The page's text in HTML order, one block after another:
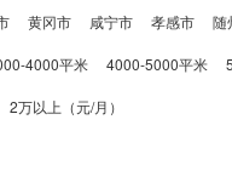
黄冈市 咸宁市 孝感市 随
4000平米 4000-5000平米
2万以上（元/月）